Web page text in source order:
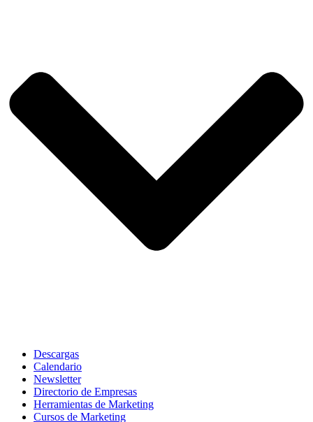
Descargas
Calendario
Newsletter
Directorio de Empresas
Herramientas de Marketing
Cursos de Marketing